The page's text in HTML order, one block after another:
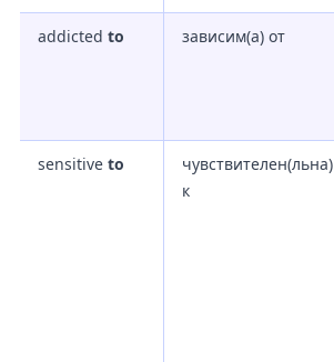
addicted to зависим(а) от
sensitive to
чувствителен(льна)
к